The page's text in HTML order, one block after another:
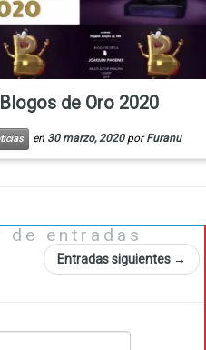
de Oro 2020
en 30 marzo, 2020 porFuranu
de entradas
Entradas siguientes →